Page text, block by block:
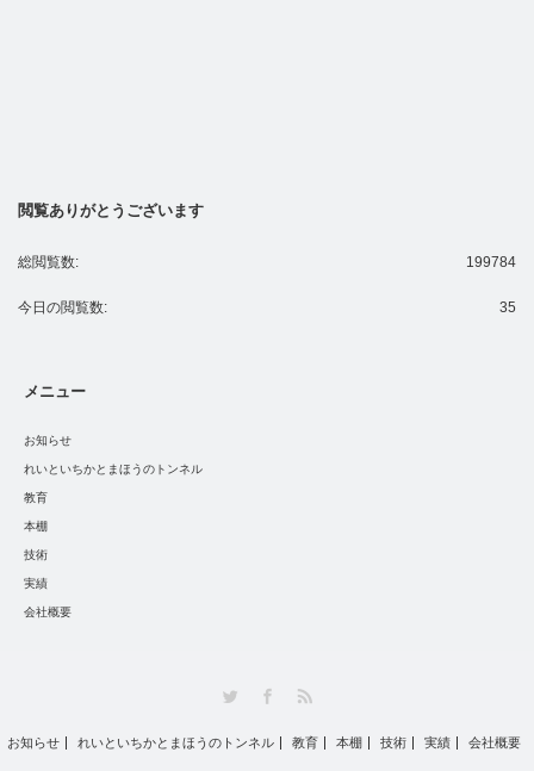
閲覧ありがとうございます
199784
総閲覧数:
35
今日の閲覧数:
メニュー
お知らせ
れいといちかとまほうのトンネル
教育
本棚
技術
実績
会社概要
お知らせ れいといちかとまほうのトンネル 教育 本棚 技術 実績 会社概要